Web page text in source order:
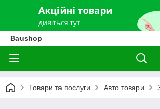
Baushop
Товари та послуги Авто товари